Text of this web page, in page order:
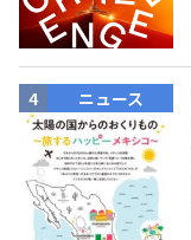
ニュース